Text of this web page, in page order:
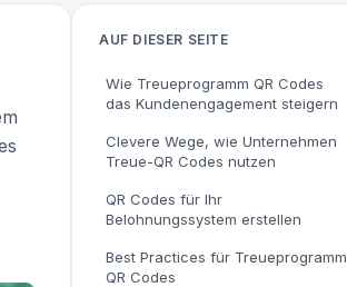
AUF DIESER SEITE
Wie Treueprogramm QR Codes
das Kundenengagement steigern
Clevere Wege, wie Unternehmen
Treue-QR Codes nutzen
QR Codes für Ihr
Belohnungssystem erstellen
Best Practices für Treueprogramm
QR Codes